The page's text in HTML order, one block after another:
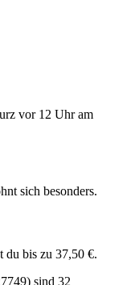
vor 12 Uhr am
sich besonders.
du bis zu 37,50 €.
sind 32